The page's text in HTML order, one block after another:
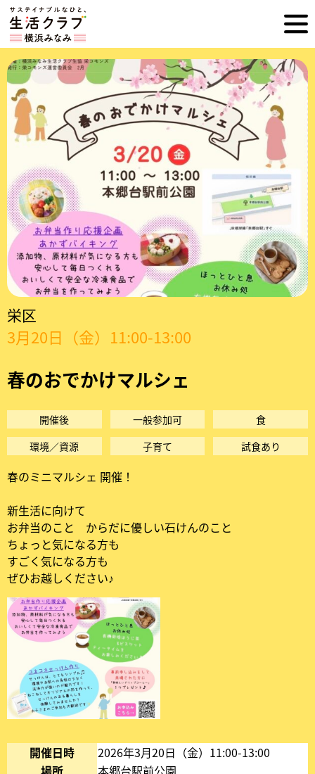
横
浜
み
な
生
活
ク
ラ
ブ
春
の
お
で
か
け
マ
ル
シ
ェ
ホ
ー
ム
へ
栄区
3月20日（金）11:00-13:00
春のおでかけマルシェ
開催後 一般参加可
食
環境／資源
子育て 試食あり
春のミニマルシェ 開催！
新生活に向けて
お弁当のこと からだに優しい石けんのこと
ちょっと気になる方も
すごく気になる方も
ぜひお越しください♪
開催日時
2026年3月20日（金）11:00-13:00
場所
本郷台駅前公園